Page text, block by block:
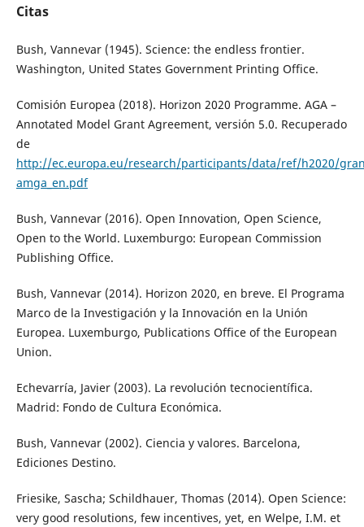
Citas
Bush, Vannevar (1945). Science: the endless frontier.
Washington, United States Government Printing Office.
Comisión Europea (2018). Horizon 2020 Programme. AGA –
Annotated Model Grant Agreement, versión 5.0. Recuperado
de
http://ec.europa.eu/research/participants/data/ref/h2020/
amga_en.pdf
Bush, Vannevar (2016). Open Innovation, Open Science,
Open to the World. Luxemburgo: European Commission
Publishing Office.
Bush, Vannevar (2014). Horizon 2020, en breve. El Programa
Marco de la Investigación y la Innovación en la Unión
Europea. Luxemburgo, Publications Office of the European
Union.
Echevarría, Javier (2003). La revolución tecnocientífica.
Madrid: Fondo de Cultura Económica.
Bush, Vannevar (2002). Ciencia y valores. Barcelona,
Ediciones Destino.
Friesike, Sascha; Schildhauer, Thomas (2014). Open Science:
very good resolutions, few incentives, yet, en Welpe, I.M. et